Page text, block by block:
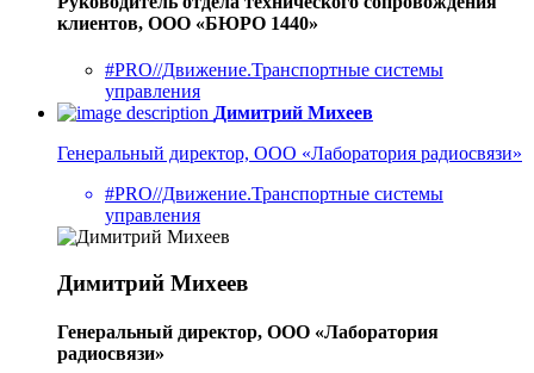
клиентов, ООО «БЮРО 1440»
#PRO//Движение.Транспортные системы
управления
Димитрий Михеев
Генеральный директор, ООО «Лаборатория радиосвязи»
#PRO//Движение.Транспортные системы
управления
Димитрий Михеев
Генеральный директор, ООО «Лаборатория
радиосвязи»